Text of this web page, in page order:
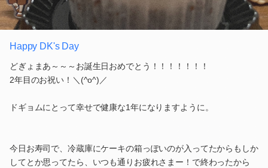
Happy DK's Day
どぎょまあ～～～お誕生日おめでとう！！！！！！！
2年目のお祝い！＼(^o^)／
ドギョムにとって幸せで健康な1年になりますように。
今日お寿司で、冷蔵庫にケーキの箱っぽいのが入ってたからもしか
してとか思ってたら、いつも通りお疲れさまー！で終わったから